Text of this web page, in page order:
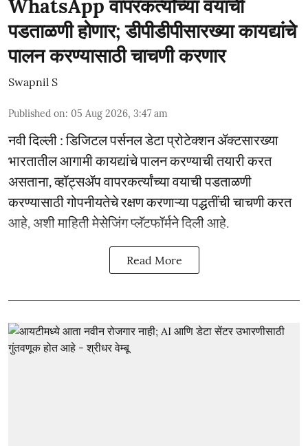
WhatsApp वापरकर्त्यांच्या वयाची
पडताळणी होणार; डीपीडीपीसारख्या कायद्यांचे
पालन करण्यासाठी चाचणी करणार
Swapnil S
Published on: 05 Aug 2026, 3:47 am
नवी दिल्ली : डिजिटल पर्सनल डेटा प्रोटेक्शन ॲक्टसारख्या
भारतातील आगामी कायद्यांचे पालन करण्याची तयारी करत
असताना, व्हॉट्सॲप वापरकर्त्यांच्या वयाची पडताळणी
करण्यासाठी गोपनीयतेचे रक्षण करणाऱ्या पद्धतींची चाचणी करत
आहे, अशी माहिती मेसेजिंग प्लॅटफॉर्मने दिली आहे.
Read More